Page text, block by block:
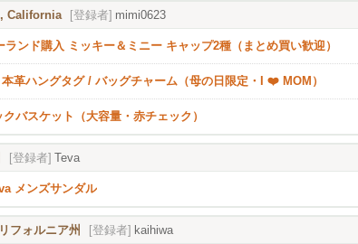
California [登録者] mimi0623
ランド購入 ミッキー＆ミニー キャップ2種（まとめ買い歓迎）
本革ハングタグ / バッグチャーム（母の日限定・I ❤️ MOM）
クバスケット（大容量・赤チェック）
[登録者] Teva
メンズサンダル
フォルニア州 [登録者] kaihiwa